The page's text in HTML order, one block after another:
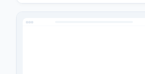
gesteuerten Chatbots und Tools mit